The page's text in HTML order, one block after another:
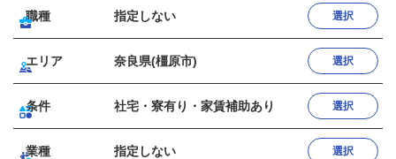
職種 指定しない 選択
エリア 奈良県(橿原市) 選択
条件 社宅・寮有り・家賃補助あり 選択
業種 指定しない 選択